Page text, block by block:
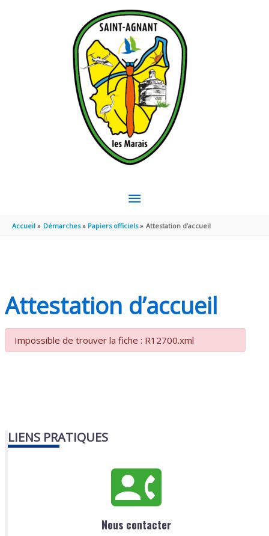
MENU
PRINCIPAL
Accueil Démarches Papiers officiels Attestation d’accueil
Attestation d’accueil
Impossible de trouver la fiche : R12700.xml
LIENS PRATIQUES
Nous contacter